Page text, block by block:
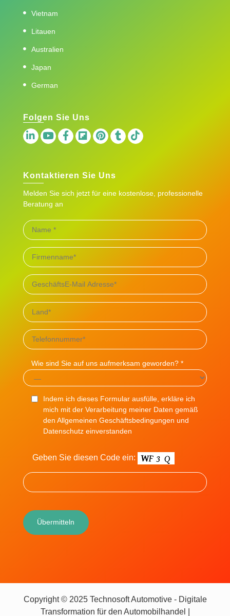
Vietnam
Litauen
Australien
Japan
German
Folgen Sie Uns
Kontaktieren Sie Uns
Melden Sie sich jetzt für eine kostenlose, professionelle
Beratung an
Wie sind Sie auf uns aufmerksam geworden? *
Indem ich dieses Formular ausfülle, erkläre ich
mich mit der Verarbeitung meiner Daten gemäß
den Allgemeinen Geschäftsbedingungen und
Datenschutz einverstanden
Geben Sie diesen Code ein:
Copyright © 2025 Technosoft Automotive - Digitale
Transformation für den Automobilhandel |